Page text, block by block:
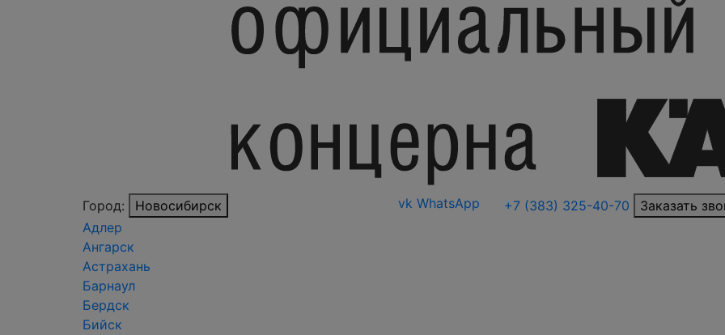
Город:
Новосибирск
Адлер
Ангарск
Астрахань
Барнаул
Бердск
Бийск
vk WhatsApp +7 (383) 325-40-70 Заказать